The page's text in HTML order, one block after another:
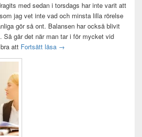
med sedan i torsdags har inte varit att
jag vet inte vad och minsta lilla rörelse
gör så ont. Balansen har också blivit
Så går det när man tar i för mycket vid
att Fortsätt läsa Träningsvärken från helvetet
→